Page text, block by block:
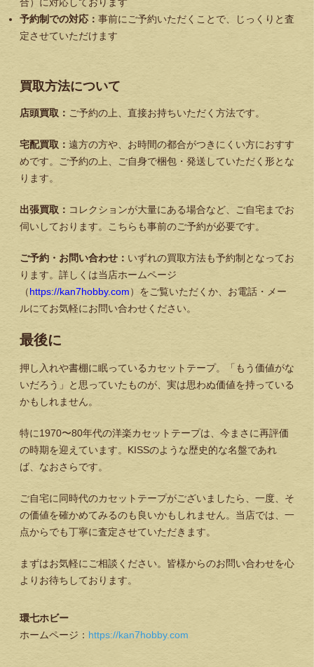
予約制での対応： 事前にご予約いただくことで、じっくりと査
定させていただけます
買取方法について
店頭買取： ご予約の上、直接お持ちいただく方法です。
宅配買取： 遠方の方や、お時間の都合がつきにくい方におすす
めです。ご予約の上、ご自身で梱包・発送していただく形とな
ります。
出張買取： コレクションが大量にある場合など、ご自宅までお
伺いしております。こちらも事前のご予約が必要です。
ご予約・お問い合わせ： いずれの買取方法も予約制となってお
ります。詳しくは当店ホームページ
（https://kan7hobby.com）をご覧いただくか、お電話・メー
ルにてお気軽にお問い合わせください。
最後に
押し入れや書棚に眠っているカセットテープ。「もう価値がな
いだろう」と思っていたものが、実は思わぬ価値を持っている
かもしれません。
特に1970〜80年代の洋楽カセットテープは、今まさに再評価
の時期を迎えています。KISSのような歴史的な名盤であれ
ば、なおさらです。
ご自宅に同時代のカセットテープがございましたら、一度、そ
の価値を確かめてみるのも良いかもしれません。当店では、一
点からでも丁寧に査定させていただきます。
まずはお気軽にご相談ください。皆様からのお問い合わせを心
よりお待ちしております。
環七ホビー
ホームページ： https://kan7hobby.com